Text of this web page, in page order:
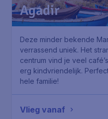
Agadir
Deze minder bekende
verrassend uniek. Het
centrum vind je veel
erg kindvriendelijk.
hele familie!
Vlieg vanaf